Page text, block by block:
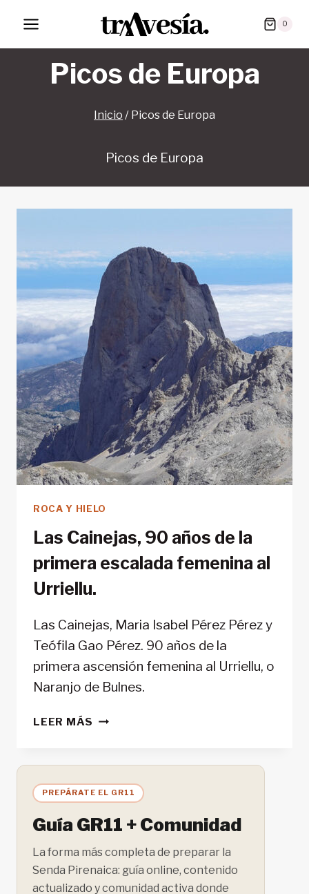
contenido
0
Picos de Europa
Inicio / Picos de Europa
Picos de Europa
ROCA Y HIELO
Las Cainejas, 90 años de la
primera escalada femenina al
Urriellu.
Las Cainejas, Maria Isabel Pérez Pérez y
Teófila Gao Pérez. 90 años de la
primera ascensión femenina al Urriellu, o
Naranjo de Bulnes.
LEER MÁS LAS
AÑOS
DE
LA
PRIMERA
ESCALADA
FEMENINA
AL
URRIELLU.
PREPÁRATE EL GR11
Guía GR11 + Comunidad
La forma más completa de preparar la
Senda Pirenaica: guía online, contenido
actualizado y comunidad activa donde